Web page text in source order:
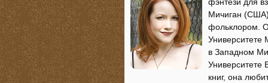
Мичиган
фольклором.
Университете
в Западном
Университете
книг, она